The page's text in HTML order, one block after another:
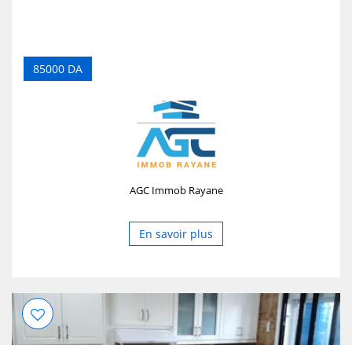
85000 DA
AGC Immob Rayane
En savoir plus